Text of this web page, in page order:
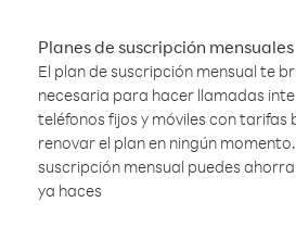
Planes de suscripción mensuales
El plan de suscripción mensual te
necesaria para hacer llamadas
teléfonos fijos y móviles con tarifas
renovar el plan en ningún
suscripción mensual puedes
ya haces